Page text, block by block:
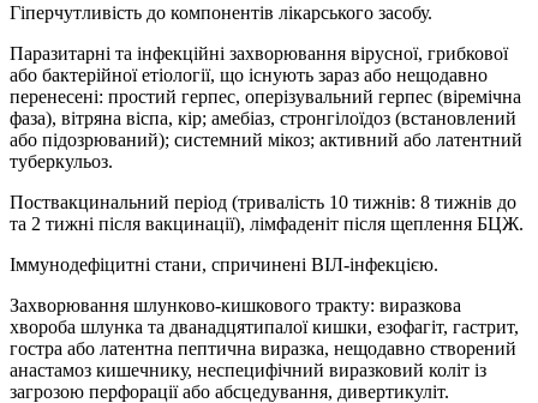
Гіперчутливість до компонентів лікарського засобу.
Паразитарні та інфекційні захворювання вірусної, грибкової
або бактерійної етіології, що існують зараз або нещодавно
перенесені: простий герпес, оперізувальний герпес (віремічна
фаза), вітряна віспа, кір; амебіаз, стронгілоїдоз (встановлений
або підозрюваний); системний мікоз; активний або латентний
туберкульоз.
Поствакцинальний період (тривалість 10 тижнів: 8 тижнів до
та 2 тижні після вакцинації), лімфаденіт після щеплення БЦЖ.
Іммунодефіцитні стани, спричинені ВІЛ-інфекцією.
Захворювання шлунково-кишкового тракту: виразкова
хвороба шлунка та дванадцятипалої кишки, езофагіт, гастрит,
гостра або латентна пептична виразка, нещодавно створений
анастамоз кишечнику, неспецифічний виразковий коліт із
загрозою перфорації або абсцедування, дивертикуліт.